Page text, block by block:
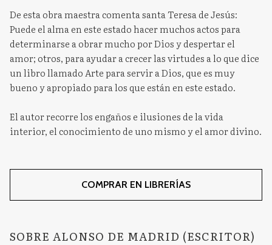
De esta obra maestra comenta santa Teresa de Jesús:
Puede el alma en este estado hacer muchos actos para
determinarse a obrar mucho por Dios y despertar el
amor; otros, para ayudar a crecer las virtudes a lo que dice
un libro llamado Arte para servir a Dios, que es muy
bueno y apropiado para los que están en este estado.
El autor recorre los engaños e ilusiones de la vida
interior, el conocimiento de uno mismo y el amor divino.
COMPRAR EN LIBRERÍAS
SOBRE ALONSO DE MADRID (ESCRITOR)